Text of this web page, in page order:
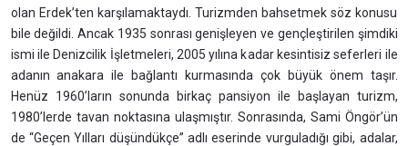
olan Erdek’ten karşılamaktaydı. Turizmden bahsetmek söz konusu
bile değildi. Ancak 1935 sonrası genişleyen ve gençleştirilen şimdiki
ismi ile Denizcilik İşletmeleri, 2005 yılına kadar kesintisiz seferleri ile
adanın anakara ile bağlantı kurmasında çok büyük önem taşır.
Henüz 1960’ların sonunda birkaç pansiyon ile başlayan turizm,
1980’lerde tavan noktasına ulaşmıştır. Sonrasında, Sami Öngör’ün
de “Geçen Yılları düşündükçe” adlı eserinde vurguladığı gibi, adalar,